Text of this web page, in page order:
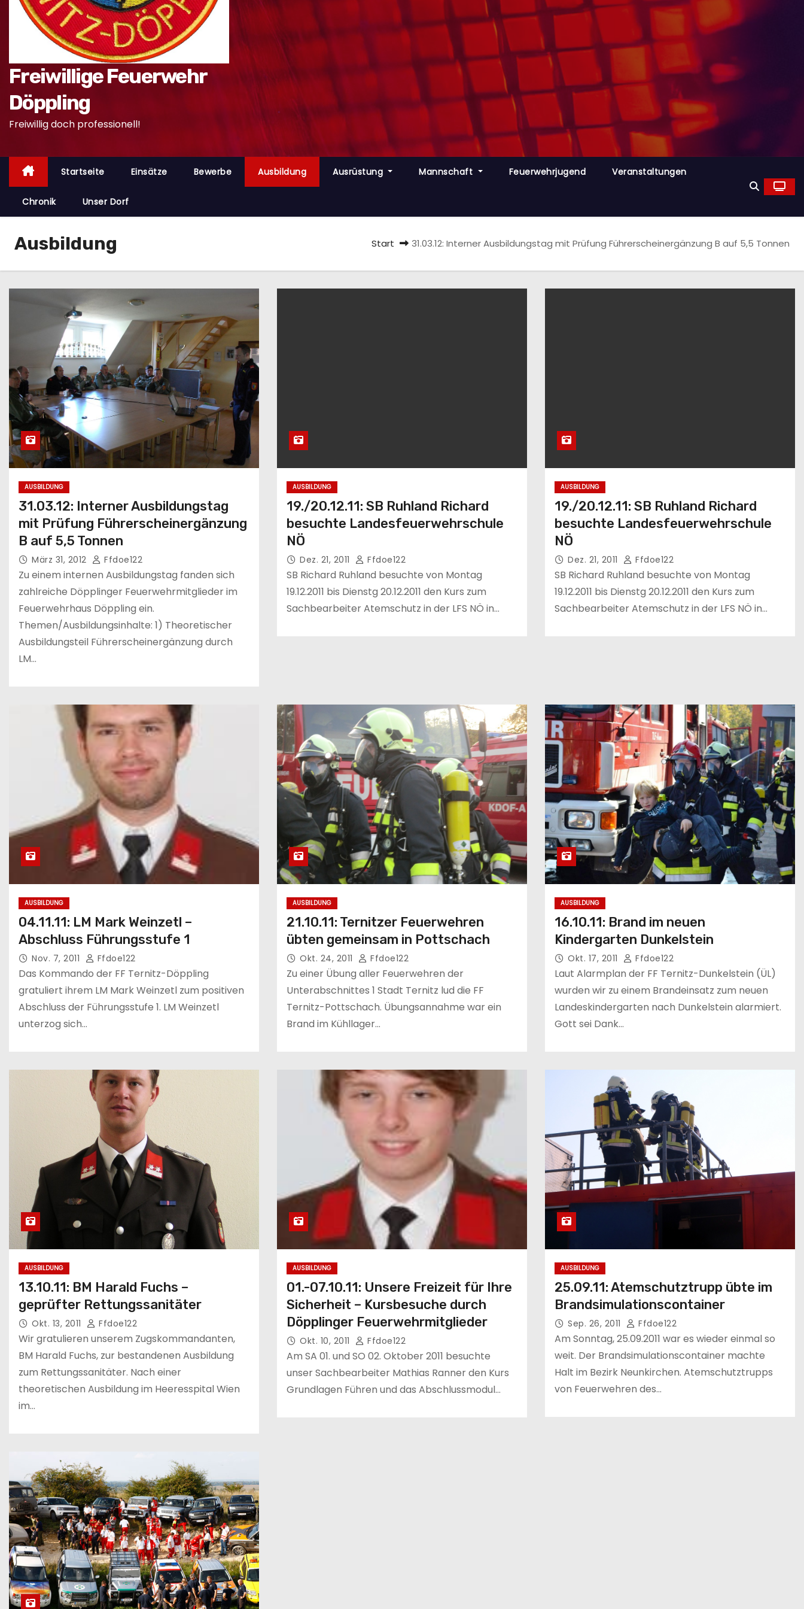
Freiwillige Feuerwehr
Döppling
Freiwillig doch professionell!
Startseite Einsätze Bewerbe Ausbildung Ausrüstung Mannschaft Feuerwehrjugend Veranstaltungen
Chronik Unser Dorf
Ausbildung Start 31.03.12: Interner Ausbildungstag mit Prüfung Führerscheinergänzung B auf 5,5 Tonnen
AUSBILDUNG
31.03.12: Interner Ausbildungstag
mit Prüfung Führerscheinergänzung
B auf 5,5 Tonnen
März 31, 2012 Ffdoe122
Zu einem internen Ausbildungstag fanden sich
zahlreiche Döpplinger Feuerwehrmitglieder im
Feuerwehrhaus Döppling ein.
Themen/Ausbildungsinhalte: 1) Theoretischer
Ausbildungsteil Führerscheinergänzung durch
LM…
AUSBILDUNG
19./20.12.11: SB Ruhland Richard
besuchte Landesfeuerwehrschule
NÖ
Dez. 21, 2011 Ffdoe122
SB Richard Ruhland besuchte von Montag
19.12.2011 bis Dienstg 20.12.2011 den Kurs zum
Sachbearbeiter Atemschutz in der LFS NÖ in…
AUSBILDUNG
19./20.12.11: SB Ruhland Richard
besuchte Landesfeuerwehrschule
NÖ
Dez. 21, 2011 Ffdoe122
SB Richard Ruhland besuchte von Montag
19.12.2011 bis Dienstg 20.12.2011 den Kurs zum
Sachbearbeiter Atemschutz in der LFS NÖ in…
AUSBILDUNG
04.11.11: LM Mark Weinzetl –
Abschluss Führungsstufe 1
Nov. 7, 2011 Ffdoe122
Das Kommando der FF Ternitz-Döppling
gratuliert ihrem LM Mark Weinzetl zum positiven
Abschluss der Führungsstufe 1. LM Weinzetl
unterzog sich…
AUSBILDUNG
21.10.11: Ternitzer Feuerwehren
übten gemeinsam in Pottschach
Okt. 24, 2011 Ffdoe122
Zu einer Übung aller Feuerwehren der
Unterabschnittes 1 Stadt Ternitz lud die FF
Ternitz-Pottschach. Übungsannahme war ein
Brand im Kühllager…
AUSBILDUNG
16.10.11: Brand im neuen
Kindergarten Dunkelstein
Okt. 17, 2011 Ffdoe122
Laut Alarmplan der FF Ternitz-Dunkelstein (ÜL)
wurden wir zu einem Brandeinsatz zum neuen
Landeskindergarten nach Dunkelstein alarmiert.
Gott sei Dank…
AUSBILDUNG
13.10.11: BM Harald Fuchs –
geprüfter Rettungssanitäter
Okt. 13, 2011 Ffdoe122
Wir gratulieren unserem Zugskommandanten,
BM Harald Fuchs, zur bestandenen Ausbildung
zum Rettungssanitäter. Nach einer
theoretischen Ausbildung im Heeresspital Wien
im…
AUSBILDUNG
01.-07.10.11: Unsere Freizeit für Ihre
Sicherheit – Kursbesuche durch
Döpplinger Feuerwehrmitglieder
Okt. 10, 2011 Ffdoe122
Am SA 01. und SO 02. Oktober 2011 besuchte
unser Sachbearbeiter Mathias Ranner den Kurs
Grundlagen Führen und das Abschlussmodul…
AUSBILDUNG
25.09.11: Atemschutztrupp übte im
Brandsimulationscontainer
Sep. 26, 2011 Ffdoe122
Am Sonntag, 25.09.2011 war es wieder einmal so
weit. Der Brandsimulationscontainer machte
Halt im Bezirk Neunkirchen. Atemschutztrupps
von Feuerwehren des…